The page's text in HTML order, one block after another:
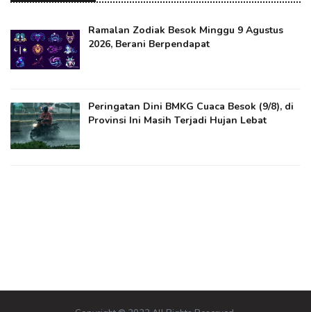
Ramalan Zodiak Besok Minggu 9 Agustus
2026, Berani Berpendapat
Peringatan Dini BMKG Cuaca Besok (9/8), di
Provinsi Ini Masih Terjadi Hujan Lebat